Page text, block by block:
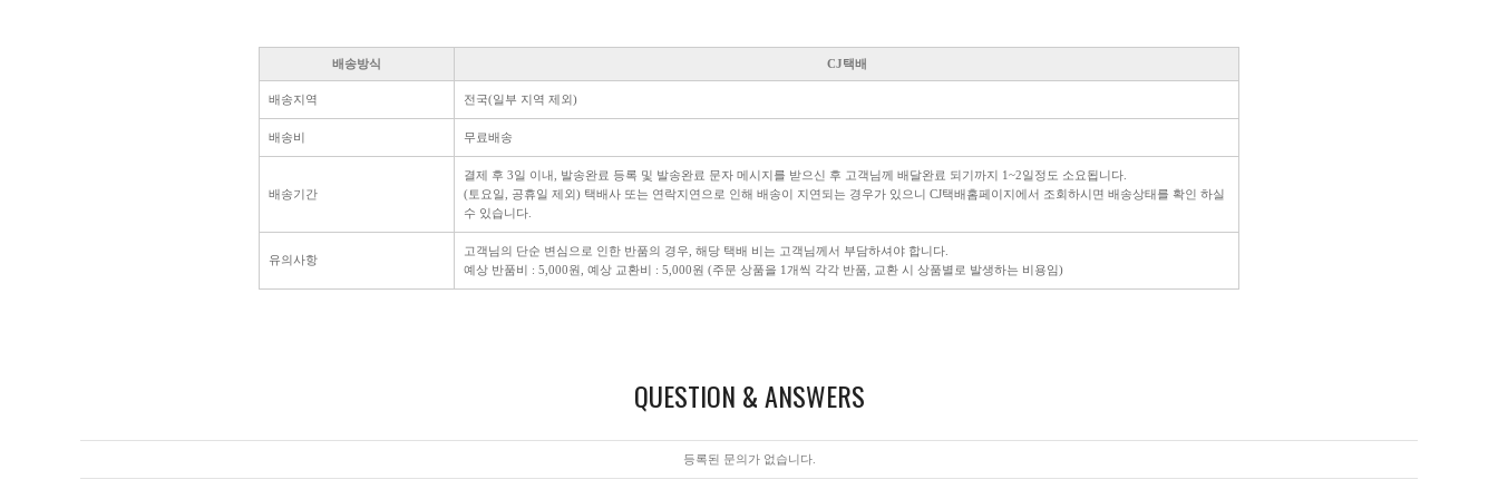
배송방식 CJ택배
배송지역 전국(일부 지역 제외)
배송비 무료배송
배송기간
결제 후 3일 이내, 발송완료 등록 및 발송완료 문자 메시지를 받으신 후 고객님께 배달완료 되기까지 1~2일정도 소요됩니다.
(토요일, 공휴일 제외) 택배사 또는 연락지연으로 인해 배송이 지연되는 경우가 있으니 CJ택배홈페이지에서 조회하시면 배송상태를 확인 하실
수 있습니다.
유의사항
고객님의 단순 변심으로 인한 반품의 경우, 해당 택배 비는 고객님께서 부담하셔야 합니다.
예상 반품비 : 5,000원, 예상 교환비 : 5,000원 (주문 상품을 1개씩 각각 반품, 교환 시 상품별로 발생하는 비용임)
QUESTION & ANSWERS
등록된 문의가 없습니다.